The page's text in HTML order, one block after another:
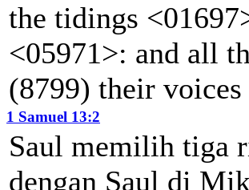
the tidings
<05971>: and all
(8799) their
1 Samuel 13:2
Saul memilih tiga
dengan Saul di